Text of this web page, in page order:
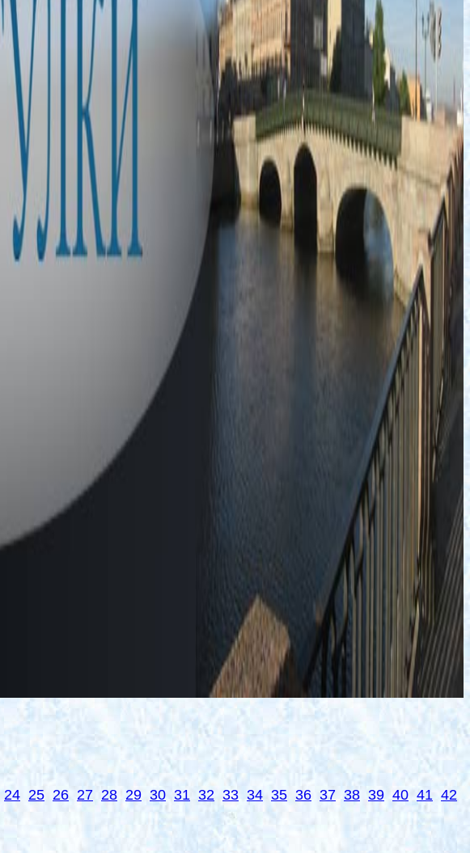
24 25 26 27 28 29 30 31 32 33 34 35 36 37 38 39 40 41 42